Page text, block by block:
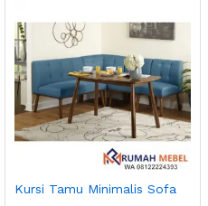
Kursi Tamu Minimalis Sofa